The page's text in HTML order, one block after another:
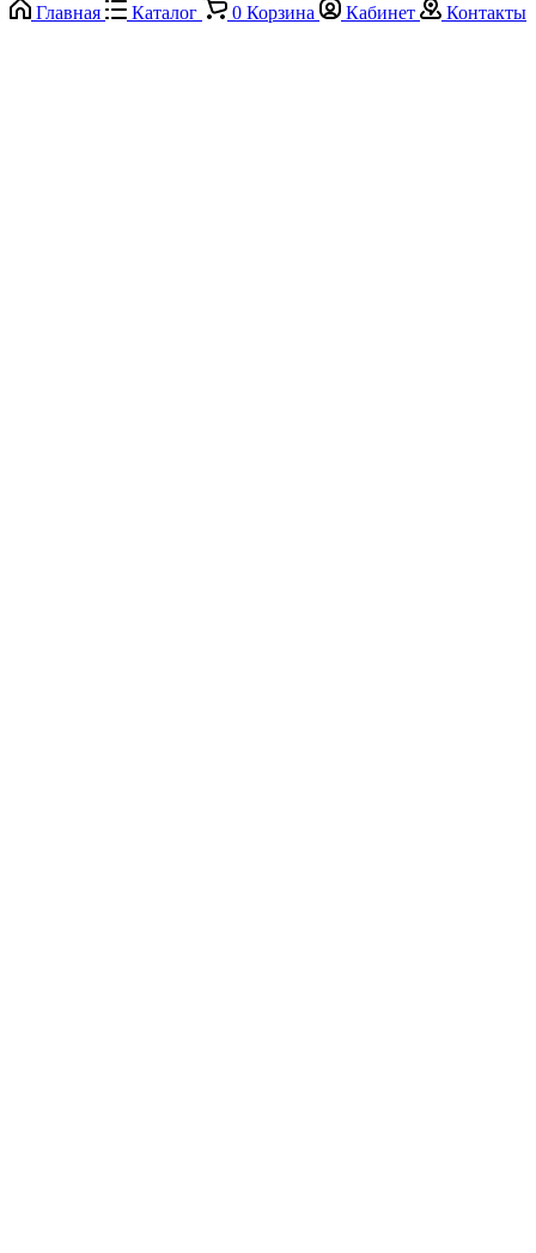
Главная Каталог 0 Корзина Кабинет Контакты